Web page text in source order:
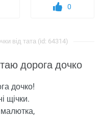
0
від тата (id: 64314)
дорога дочко
дочко!
щічки.